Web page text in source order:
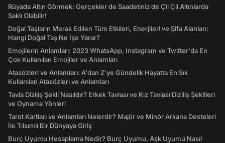
Rüyada Altın Görmek: Gerçekler de Saadetiniz de Çil Çil Altınlarda
Saklı Olabilir!
Doğal Taşların Merak Edilen Tüm Etkileri, Enerjileri ve Şifa Alanları:
Hangi Doğal Taş Ne İşe Yarar?
Emojilerin Anlamları: 2023 WhatsApp, Instagram ve Twitter'da En
Çok Kullanılan Emojiler ve Anlamları
Atasözleri ve Anlamları: A'dan Z'ye Gündelik Hayatta En Sık
Kullanılan Atasözleri ve Anlamları
Tavla Diziliş Şekli Nasıldır? Erkek Tavlası ve Kız Tavlası Diziliş Şekilleri
ve Oynama Yönleri
Tarot Kartları ve Anlamları Nelerdir? Majör ve Minör Arkana Desteleri
İle Tılsımlı Bir Dünyaya Giriş
Burç Uyumu Hesaplama Nedir? Burç Uyumu, Aşk Uyumu Nasıl